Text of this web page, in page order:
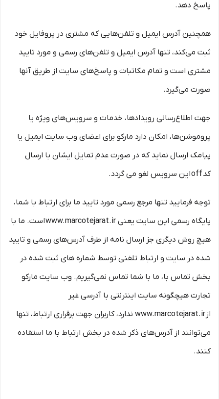
پاسخ دهد.
همچنین آدرس ایمیل و تلفن‌هایی که مشتری در پروفایل خود
ثبت می‌کند، تنها آدرس ایمیل و تلفن‌های رسمی و مورد تایید
مشتری است و تمام مکاتبات و پاسخ‌های سایت از طریق آنها
صورت می‌گیرد.
جهت اطلاع‌رسانی رویدادها، خدمات و سرویس‌های ویژه یا
پروموشن‌ها، امکان دارد مارکو برای اعضای وب سایت ایمیل یا
پیامک ارسال نماید که در صورت عدم تمایل ایشان با ارسال
کد off این سرویس لغو می گردد.
توجه فرمایید تنها مرجع رسمی مورد تایید ما برای ارتباط با شما،
پایگاه رسمی این سایت یعنی www.marcotejarat.ir است. ما با
هیچ روش دیگری جز ارسال نامه از طرف آدرس‏‌های رسمی و تایید
شده در سایت و ارتباط تلفنی توسط شماره های ثبت شده در
بخش تماس با، ما با شما تماس نمی‌‏گیریم. وب سایت مارکو
تجارت هیچگونه سایت اینترنتی با آدرسی غیر
از www.marcotejarat.ir ندارد، کاربران جهت برقراری ارتباط، تنها
می‏‌توانند از آدرس‌‏های ذکر شده در بخش ارتباط با ما استفاده
کنند.